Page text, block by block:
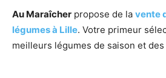
Au Maraîcher propose de la vente
légumes à Lille. Votre primeur
meilleurs légumes de saison et